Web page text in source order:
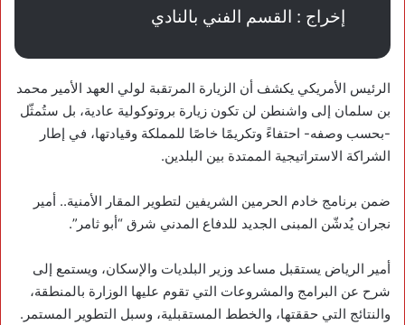
‏إخراج : القسم الفني بالنادي
الرئيس الأمريكي يكشف أن الزيارة المرتقبة لولي العهد الأمير محمد
بن سلمان إلى واشنطن لن تكون زيارة بروتوكولية عادية، بل ستُمثّل
-بحسب وصفه- احتفاءً وتكريمًا خاصًا للمملكة وقيادتها، في إطار
الشراكة الاستراتيجية الممتدة بين البلدين.
‏‏ضمن برنامج ‎خادم الحرمين الشريفين لتطوير المقار الأمنية.. أمير
نجران يُدشّن المبنى الجديد للدفاع المدني شرق “أبو ثامر”.
‏أمير الرياض يستقبل مساعد وزير البلديات والإسكان، ويستمع إلى
شرح عن البرامج والمشروعات التي تقوم عليها الوزارة بالمنطقة،
والنتائج التي حققتها، والخطط المستقبلية، وسبل التطوير المستمر.